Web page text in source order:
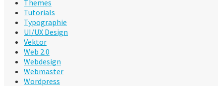
Themes
Tutorials
Typographie
UI/UX Design
Vektor
Web 2.0
Webdesign
Webmaster
Wordpress